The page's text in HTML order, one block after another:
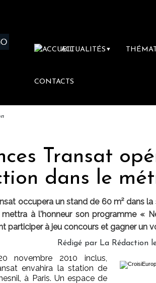
ACTUALITÉS ▼
CONTACTS
Transat
dans le
occupera un stand de 60 m² dans
à l'honneur son programme «
participer à jeu concours et gagner un
Rédigé par La Rédaction
novembre 2010 inclus,
envahira la station de
à Paris. Un espace de